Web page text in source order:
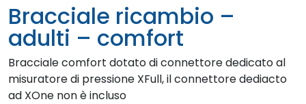
bracciale ricambio –
adulti – comfort
Bracciale comfort dotato di connettore dedicato al
misuratore di pressione XFull, il connettore dediacto
ad XOne non è incluso